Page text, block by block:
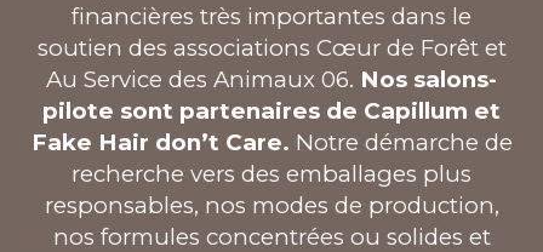
financières très importantes dans le
soutien des associations Cœur de Forêt et
Au Service des Animaux 06. Nos salons-
pilote sont partenaires de Capillum et
Fake Hair don’t Care. Notre démarche de
recherche vers des emballages plus
responsables, nos modes de production,
nos formules concentrées ou solides et